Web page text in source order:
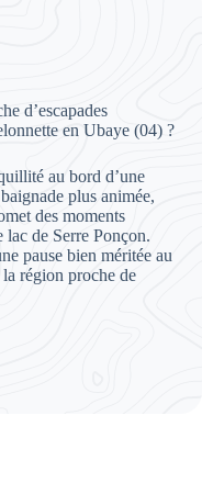
d’escapades
en Ubaye (04) ?
au bord d’une
plus animée,
des moments
lac de Serre Ponçon.
pause bien méritée au
la région proche de